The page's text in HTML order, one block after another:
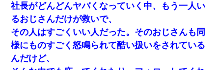
居酒屋にて。兄の紹介者「お酒飲みなって」私「未成年な
ので無理です！」酷すぎるワードの連発で、耐えきれず店
員に5千円を渡し「お勘定です。逃がして下さい」その後、
録音内容を父に聞かせたら...
デパートの外商『私さんだと名乗る女が、ツケで宝石を買
おうとしていて…』私「！？」→ 翌日。ママ友たちの様子
社長がどんどんヤバくなっていく中、もう一人い
るおじさんだけが救いで、
その人はすごくいい人だった。そのおじさんも同
様にものすごく怒鳴られて酷い扱いをされている
んだけど、